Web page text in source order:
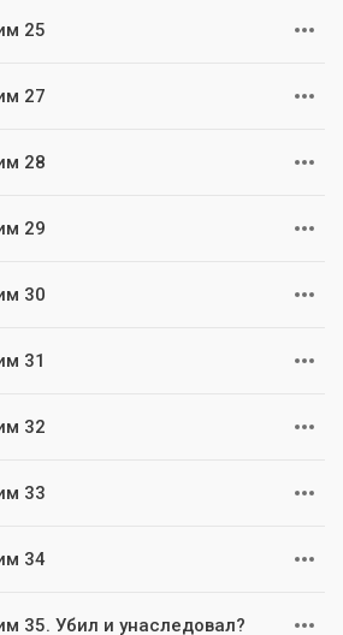
25
27
28
29
30
31
32
33
34
35. Убил и унаследовал?